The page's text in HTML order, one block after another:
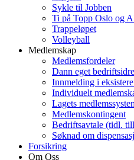
Sykle til Jobben
Ti på Topp Oslo og
Trappeløpet
Volleyball
Medlemskap
Medlemsfordeler
Dann eget
Innmelding i
Individuelt
Lagets
Medlemskontingent
Bedriftsavtale (tidl.
Søknad om
Forsikring
Om Oss